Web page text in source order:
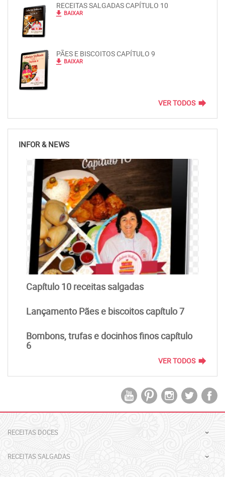
RECEITAS SALGADAS CAPÍTULO 10
file_download BAIXAR
PÃES E BISCOITOS CAPÍTULO 9
file_download BAIXAR
VER TODOS forward
INFOR & NEWS
Capítulo 10 receitas salgadas
Lançamento Pães e biscoitos capítulo 7
Bombons, trufas e docinhos finos capítulo
6
VER TODOS forward
RECEITAS DOCES
RECEITAS SALGADAS